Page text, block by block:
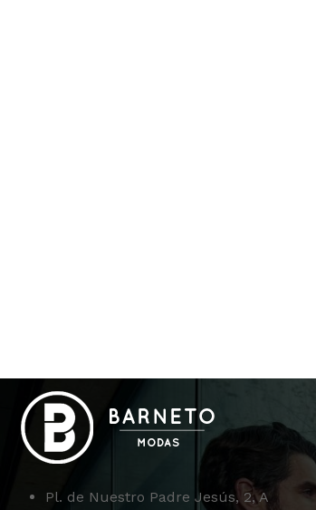
Pl. de Nuestro Padre Jesús, 2, A